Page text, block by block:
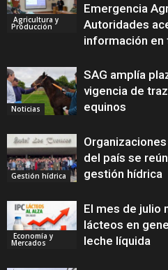
Agricultura y
Producción
Emergencia
Autoridades
información en
Noticias
SAG amplía
vigencia de
equinos
Gestión hídrica
del país se
gestión hídrica
Economía y
Mercados
El mes de julio
lácteos en
leche líquida